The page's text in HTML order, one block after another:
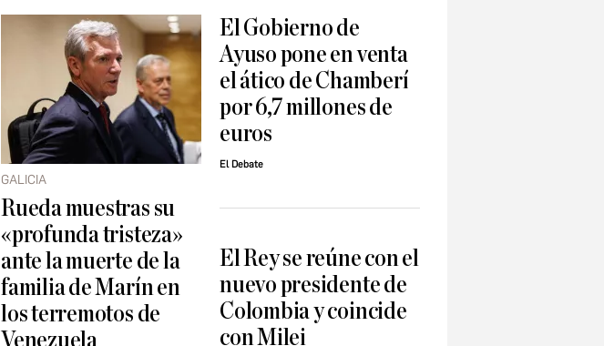
GALICIA
Rueda muestras su
«profunda tristeza»
ante la muerte de la
familia de Marín en
los terremotos de
Venezuela
El Gobierno de
Ayuso pone en venta
el ático de Chamberí
por 6,7 millones de
euros
El Debate
El Rey se reúne con el
nuevo presidente de
Colombia y coincide
con Milei